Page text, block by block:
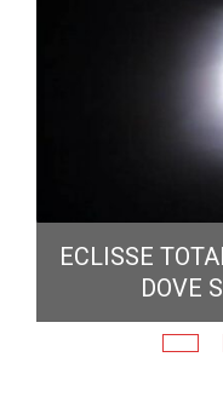
ECLISSE
DOVE